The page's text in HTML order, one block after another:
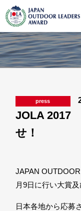
press
JOLA 2017
せ！
JAPAN
月9日に行い大賞
日本各地から応募